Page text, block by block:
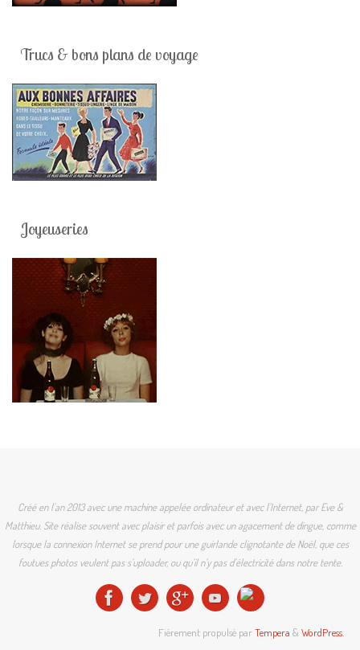
Trucs & bons plans de voyage
Joyeuseries
Créé en l'an 2013 avec une machine appelée ordinateur et avec l'Internet, par Eve &
Matthieu. Site réalise souvent avec plaisir et parfois avec un agacement de dingue, comme
lorsque la connexion Internet se prend pour une guirlande clignotante de Noël, que ces
foutues photos veulent pas s'uploader, ou qu'il n'y pas d'électricité dans notre tente.
Fièrement propulsé par Tempera & WordPress.